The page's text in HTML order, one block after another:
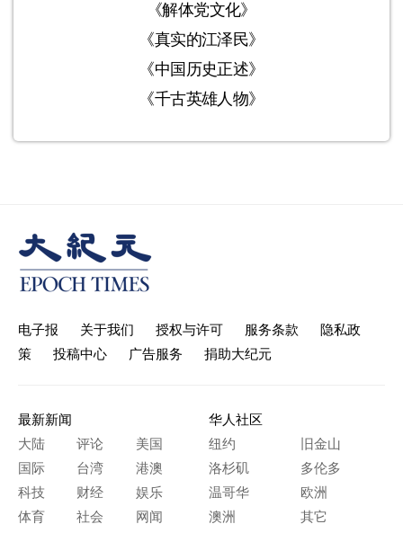
《解体党文化》
《真实的江泽民》
《中国历史正述》
《千古英雄人物》
电子报 关于我们 授权与许可 服务条款
隐私政
策
投稿中心 广告服务 捐助大纪元
最新新闻
大陆
评论
美国
国际
台湾
港澳
科技
财经
娱乐
体育
社会 网闻
华人社区
纽约
旧金山
洛杉矶
多伦多
温哥华
欧洲
澳洲
其它